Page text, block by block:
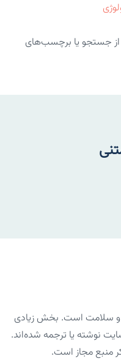
از جستجو یا برچسب‌های
و سلامت است. بخش زیادی
نوشته یا ترجمه شده‌اند.
منبع مجاز است.